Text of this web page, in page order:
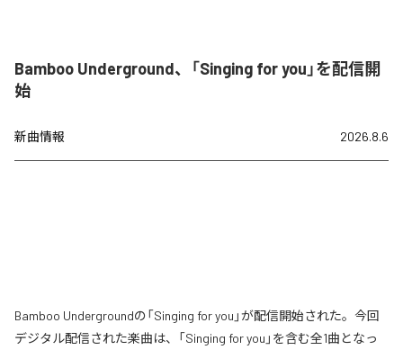
Bamboo Underground、「Singing for you」を配信開
始
新曲情報 2026.8.6
Bamboo Undergroundの「Singing for you」が配信開始された。今回
デジタル配信された楽曲は、「Singing for you」を含む全1曲となっ